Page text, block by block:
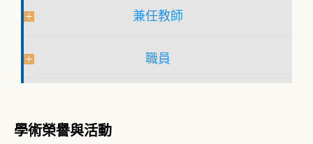
兼任教師
職員
學術榮譽與活動